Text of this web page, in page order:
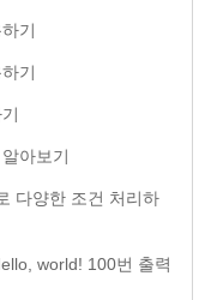
기
기
아보기
다양한 조건 처리하
world! 100번 출력